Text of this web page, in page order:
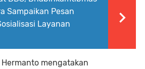
Sampaikan Pesan
Layanan
mengatakan